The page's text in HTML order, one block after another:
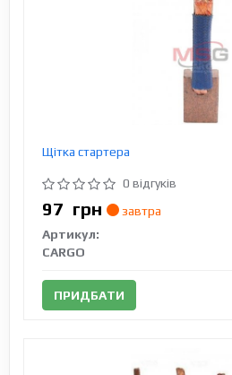
Щітка стартера
0 відгуків
97 грн
завтра
Артикул:
CARGO
ПРИДБАТИ